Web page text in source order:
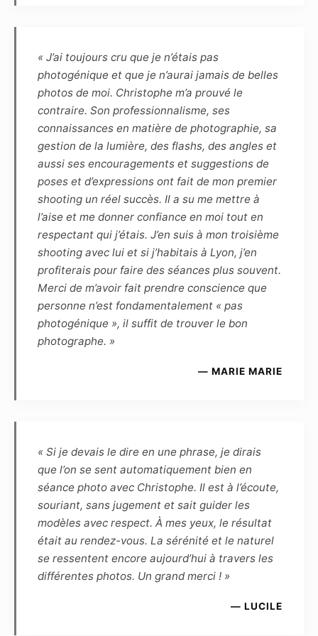
sur tout support (notamment numérique,
papier, magnétique, textile, plastique,
céramique, etc.) et intégrées à tout autre
matériel (tel que photographie, dessin,
illustration, peinture, vidéo, animations, etc.)
connus ou à venir.
Article 7
Les éventuels commentaires, titres ou
légendes accompagnant la reproduction ou la
représentation de la ou de ces photographies
ne devront pas porter atteinte à la réputation
ou à la vie privée du modèle et réciproquement.
Article 8
Le Photographe et le Modèle s’autorisent
mutuellement l’usage à des fins
sites Internet du Photographe, ainsi que
l’exposition publique des photographies (par
exemple lors d’une exposition dans un lieu
public ou privé, galerie, salon, concours, etc.).
Le modèle ne pourra exiger aucun partage des
éventuels gains ou prix remportés en cas de
présentation par le photographe des photos
qu’il aura réalisées ou retouchées à un
– Le modèle conserve une liberté d’utilisation
« J’ai toujours cru que je n’étais pas
photogénique et que je n’aurai jamais de belles
photos de moi. Christophe m’a prouvé le
contraire. Son professionnalisme, ses
connaissances en matière de photographie, sa
gestion de la lumière, des flashs, des angles et
aussi ses encouragements et suggestions de
poses et d’expressions ont fait de mon premier
shooting un réel succès. Il a su me mettre à
l’aise et me donner confiance en moi tout en
respectant qui j’étais. J’en suis à mon troisième
shooting avec lui et si j’habitais à Lyon, j’en
profiterais pour faire des séances plus souvent.
Merci de m’avoir fait prendre conscience que
personne n’est fondamentalement « pas
photogénique », il suffit de trouver le bon
photographe. »
— MARIE MARIE
« Si je devais le dire en une phrase, je dirais
que l’on se sent automatiquement bien en
séance photo avec Christophe. Il est à l’écoute,
souriant, sans jugement et sait guider les
modèles avec respect. À mes yeux, le résultat
était au rendez-vous. La sérénité et le naturel
se ressentent encore aujourd’hui à travers les
différentes photos. Un grand merci ! »
— LUCILE